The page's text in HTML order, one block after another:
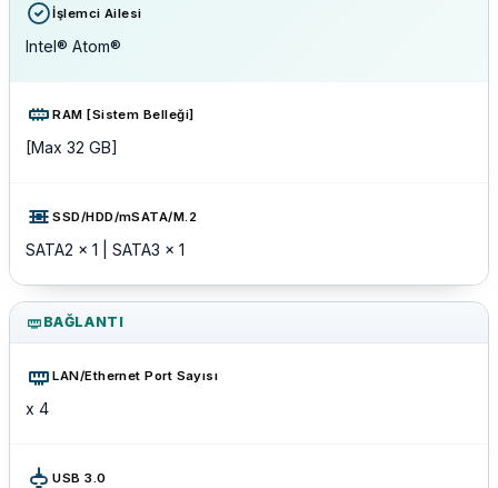
İşlemci Ailesi
Intel® Atom®
RAM [Sistem Belleği]
[Max 32 GB]
SSD/HDD/mSATA/M.2
SATA2 x 1 | SATA3 x 1
BAĞLANTI
LAN/Ethernet Port Sayısı
x 4
USB 3.0